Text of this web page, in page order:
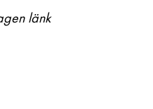
länk